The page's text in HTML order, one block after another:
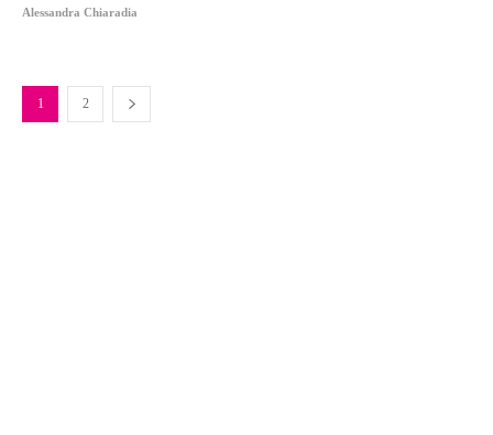
Alessandra Chiaradia
1 2